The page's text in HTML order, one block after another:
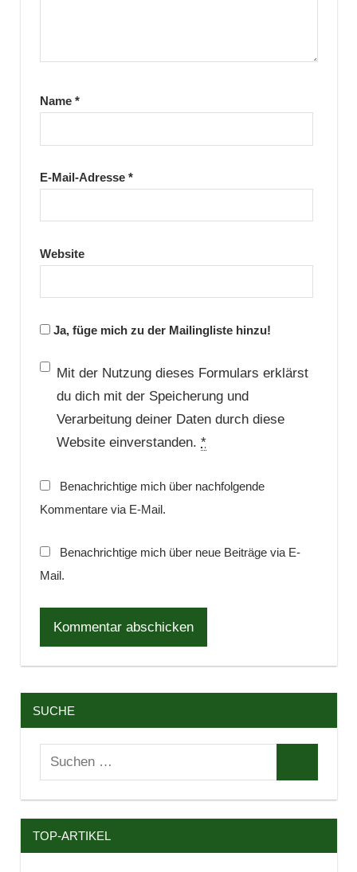
Name *
E-Mail-Adresse *
Website
Ja, füge mich zu der Mailingliste hinzu!
Mit der Nutzung dieses Formulars erklärst
du dich mit der Speicherung und
Verarbeitung deiner Daten durch diese
Website einverstanden. *
Benachrichtige mich über nachfolgende
Kommentare via E-Mail.
Benachrichtige mich über neue Beiträge via E-
Mail.
SUCHE
Suchen
TOP-ARTIKEL